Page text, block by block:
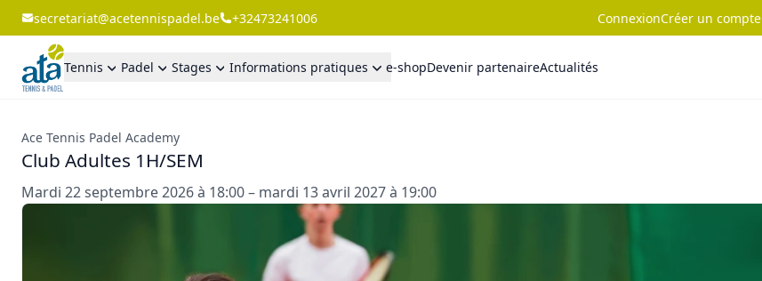
secretariat@acetennispadel.be +32473241006 ConnexionCréer un compte
Tennis Padel Stages Informations pratiques e-shopDevenir partenaireActualités
Ace Tennis Padel Academy
Club Adultes 1H/SEM
Mardi 22 septembre 2026 à 18:00 – mardi 13 avril 2027 à 19:00